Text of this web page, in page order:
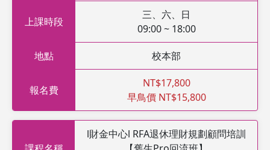
上課時段
三、六、日
09:00 ~ 18:00
地點 校本部
報名費
NT$17,800
早鳥價 NT$15,800
l財金中心l RFA退休理財規劃顧問培訓